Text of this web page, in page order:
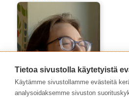
Tietoa sivustolla käytetyistä
Käytämme sivustollamme evästeitä
analysoidaksemme sivuston